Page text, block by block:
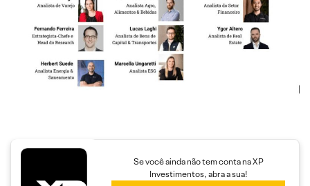
Se você ainda não tem conta na XP
Investimentos, abra a sua!